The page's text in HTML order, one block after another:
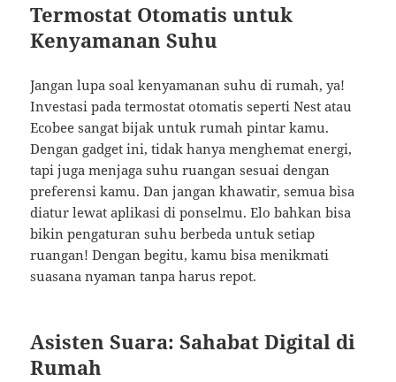
Termostat Otomatis untuk
Kenyamanan Suhu
Jangan lupa soal kenyamanan suhu di rumah, ya!
Investasi pada termostat otomatis seperti Nest atau
Ecobee sangat bijak untuk rumah pintar kamu.
Dengan gadget ini, tidak hanya menghemat energi,
tapi juga menjaga suhu ruangan sesuai dengan
preferensi kamu. Dan jangan khawatir, semua bisa
diatur lewat aplikasi di ponselmu. Elo bahkan bisa
bikin pengaturan suhu berbeda untuk setiap
ruangan! Dengan begitu, kamu bisa menikmati
suasana nyaman tanpa harus repot.
Asisten Suara: Sahabat Digital di
Rumah